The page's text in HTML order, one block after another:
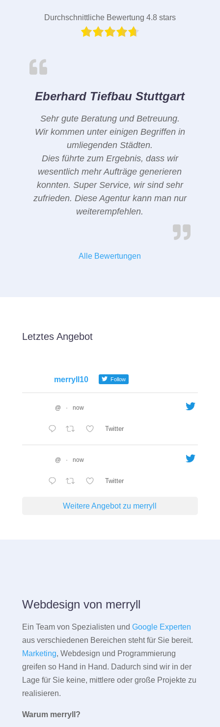
Durchschnittliche Bewertung 4.8 stars
Eberhard Tiefbau Stuttgart
Sehr gute Beratung und Betreuung.
Wir kommen unter einigen Begriffen in
umliegenden Städten.
Dies führte zum Ergebnis, dass wir
wesentlich mehr Aufträge generieren
konnten. Super Service, wir sind sehr
zufrieden. Diese Agentur kann man nur
weiterempfehlen.
Alle Bewertungen
Letztes Angebot
merryll10 Follow
@ · now
Twitter
@ · now
Twitter
Weitere Angebot zu merryll
Webdesign von merryll
Ein Team von Spezialisten und Google Experten
aus verschiedenen Bereichen steht für Sie bereit.
Marketing, Webdesign und Programmierung
greifen so Hand in Hand. Dadurch sind wir in der
Lage für Sie keine, mittlere oder große Projekte zu
realisieren.
Warum merryll?